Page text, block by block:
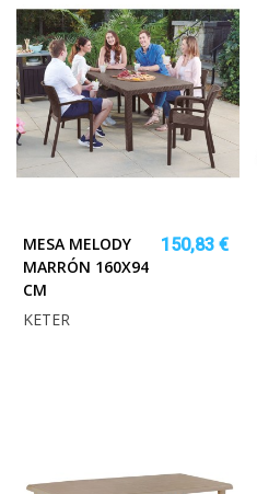
MESA MELODY
MARRÓN 160X94
CM
150,83 €
KETER